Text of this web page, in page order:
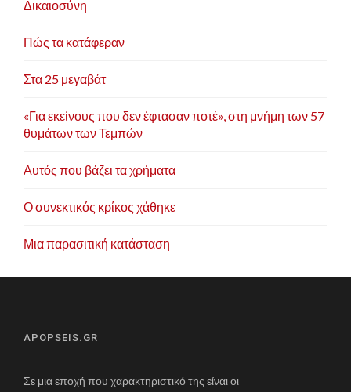
Δικαιοσύνη
Πώς τα κατάφεραν
Στα 25 μεγαβάτ
«Για εκείνους που δεν έφτασαν ποτέ», στη μνήμη των 57
θυμάτων των Τεμπών
Αυτός που βάζει τα χρήματα
Ο συνεκτικός κρίκος χάθηκε
Μια παρασιτική κατάσταση
APOPSEIS.GR
Σε μια εποχή που χαρακτηριστικό της είναι οι